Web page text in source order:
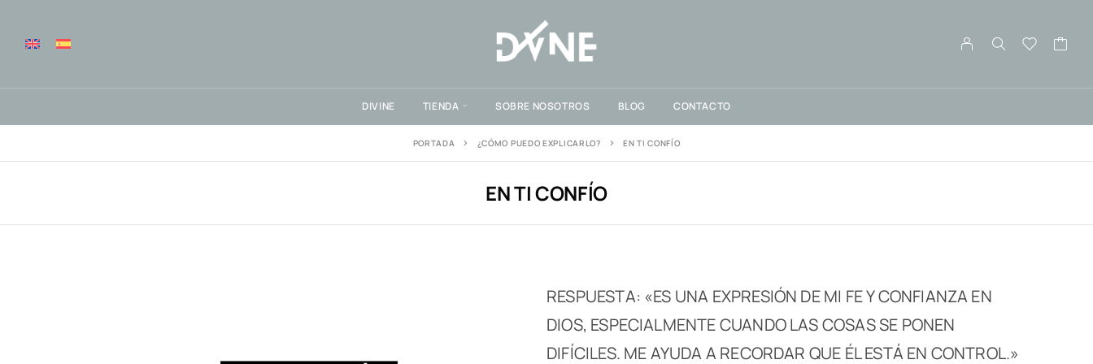
DIVINE TIENDA SOBRE NOSOTROS BLOG CONTACTO
PORTADA ¿CÓMO PUEDO EXPLICARLO? EN TI CONFÍO
EN TI CONFÍO
RESPUESTA: «ES UNA EXPRESIÓN DE MI FE Y CONFIANZA EN
DIOS, ESPECIALMENTE CUANDO LAS COSAS SE PONEN
DIFÍCILES. ME AYUDA A RECORDAR QUE ÉL ESTÁ EN CONTROL.»